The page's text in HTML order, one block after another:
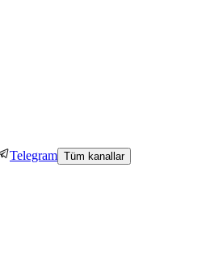
Telegram Tüm kanallar